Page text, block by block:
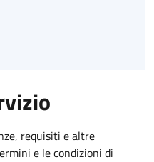
requisiti e altre
e le condizioni di